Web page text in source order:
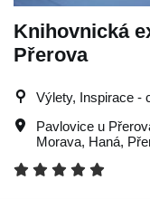
Knihovnická
Přerova
Výlety, Inspirace -
Pavlovice u
Morava, Haná,